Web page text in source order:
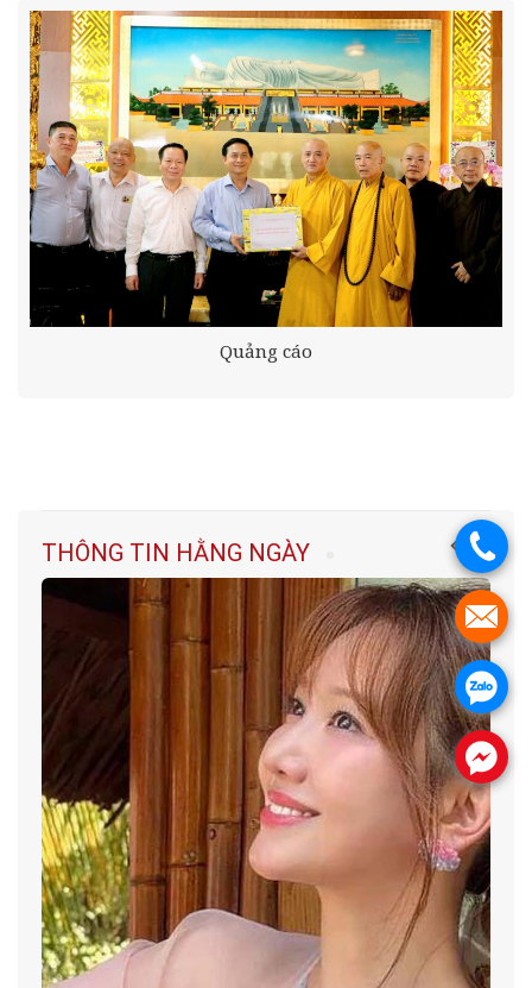
Quảng cáo
THÔNG TIN HẰNG NGÀY .
.
.
.